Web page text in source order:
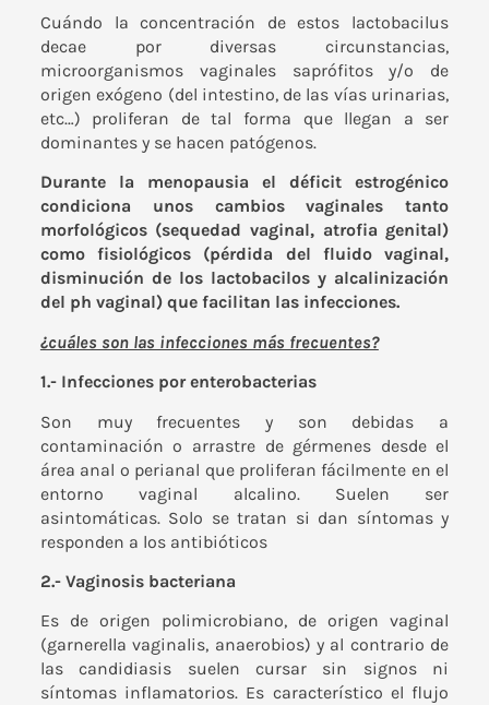
Cuándo la concentración de estos lactobacilus
decae por diversas circunstancias,
microorganismos vaginales saprófitos y/o de
origen exógeno (del intestino, de las vías urinarias,
etc…) proliferan de tal forma que llegan a ser
dominantes y se hacen patógenos.
Durante la menopausia el déficit estrogénico
condiciona unos cambios vaginales tanto
morfológicos (sequedad vaginal, atrofia genital)
como fisiológicos (pérdida del fluido vaginal,
disminución de los lactobacilos y alcalinización
del ph vaginal) que facilitan las infecciones.
¿cuáles son las infecciones más frecuentes?
1.- Infecciones por enterobacterias
Son muy frecuentes y son debidas a
contaminación o arrastre de gérmenes desde el
área anal o perianal que proliferan fácilmente en el
entorno vaginal alcalino. Suelen ser
asintomáticas. Solo se tratan si dan síntomas y
responden a los antibióticos
2.- Vaginosis bacteriana
Es de origen polimicrobiano, de origen vaginal
(garnerella vaginalis, anaerobios) y al contrario de
las candidiasis suelen cursar sin signos ni
síntomas inflamatorios. Es característico el flujo